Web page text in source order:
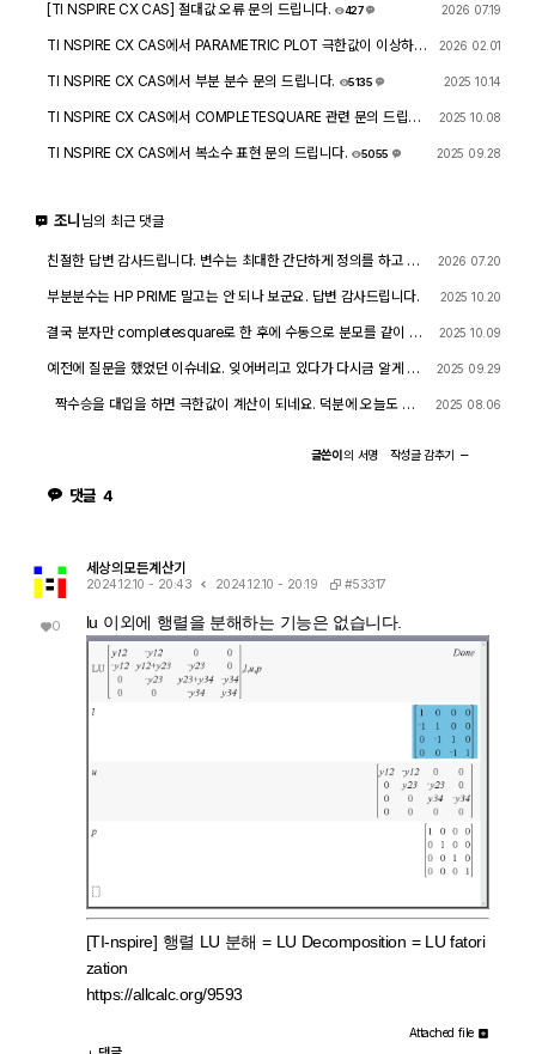
[TI NSPIRE CX CAS] 절대값 오류 문의 드립니다.
427
2026 07.19
TI NSPIRE CX CAS에서 PARAMETRIC PLOT 극한값이 이상하게
2026 02.01
TI NSPIRE CX CAS에서 부분 분수 문의 드립니다.
5135
2025 10.14
TI NSPIRE CX CAS에서 COMPLETESQUARE 관련 문의 드립니
2025 10.08
TI NSPIRE CX CAS에서 복소수 표현 문의 드립니다.
5055
2025 09.28
조니 님의 최근 댓글
친절한 답변 감사드립니다. 변수는 최대한 간단하게 정의를 하고 결
2026 07.20
부분분수는 HP PRIME 말고는 안 되나 보군요. 답변 감사드립니다. 2025 10.20
결국 분자만 completesquare로 한 후에 수동으로 분모를 같이 계
2025 10.09
예전에 질문을 했었던 이슈네요. 잊어버리고 있다가 다시금 알게 되
2025 09.29
2025 08.06
글쓴이 의 서명 작성글감추기
댓글 4
0
세상의모든계산기
2024.12.10 - 20:43 2024.12.10 - 20:19 #53317
lu 이외에 행렬을 분해하는 기능은 없습니다.
[TI-nspire] 행렬 LU 분해 = LU Decomposition = LU fatori
zation
https://allcalc.org/9593
Attached file